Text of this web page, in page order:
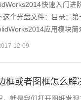
快速入门
个光盘文件：目录：
应用模块简
12-09
框或者图框怎么解